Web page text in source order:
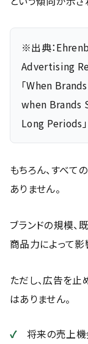
※出典：
Advertising
「When
when Brands
Long Periods」
もちろん、すべて
ありません。
ブランドの規模、
商品力によって影
ただし、広告を
はありません。
将来の売上機